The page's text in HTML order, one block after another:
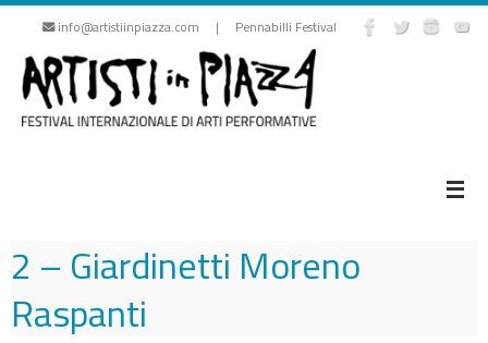
Vai
contenuto
info@artistiinpiazza.com | Pennabilli Festival
2 – Giardinetti Moreno
Raspanti